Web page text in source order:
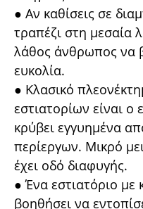
● Αν καθίσεις σε
τραπέζι στη μεσαία
λάθος άνθρωπος να
ευκολία.
● Κλασικό
εστιατορίων είναι
κρύβει εγγυημένα
περίεργων. Μικρό
έχει οδό διαφυγής.
● Ένα εστιατόριο με
βοηθήσει να